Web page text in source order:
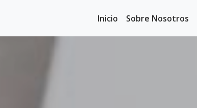
Inicio Sobre Nosotros